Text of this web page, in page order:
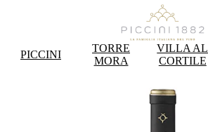
PICCINI
TORRE
MORA
VILLA AL
CORTILE